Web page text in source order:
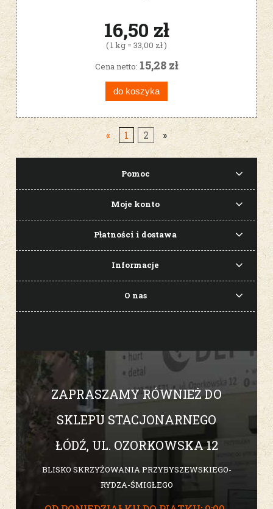
16,50 zł
( 1 kg = 33,00 zł )
Cena netto: 15,28 zł
do koszyka
« 1 2 »
Pomoc
Moje konto
Płatności i dostawa
Informacje
O nas
ZAPRASZAMY RÓWNIEŻ DO
SKLEPU STACJONARNEGO
ŁÓDŹ, UL. OZORKOWSKA 12
BLISKO SKRZYŻOWANIA PRZYBYSZEWSKIEGO-
RYDZA-ŚMIGŁEGO